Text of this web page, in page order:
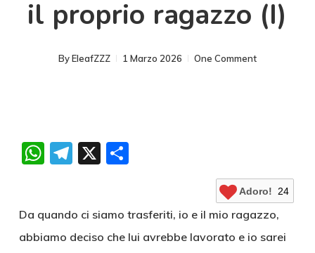
il proprio ragazzo (I)
ByEleafZZZ 1 Marzo 2026 One Comment
WhatsApp
Telegram
X Condividi
Adoro! 24
Da quando ci siamo trasferiti, io e il mio ragazzo,
abbiamo deciso che lui avrebbe lavorato e io sarei